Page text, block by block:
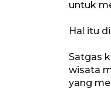
untuk
Hal itu
Satgas
wisata
yang